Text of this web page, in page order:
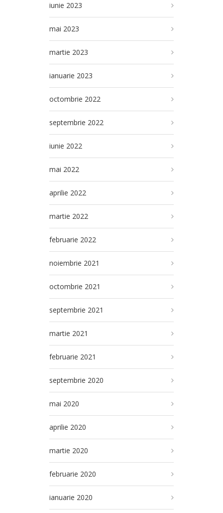
iunie 2023
mai 2023
martie 2023
ianuarie 2023
octombrie 2022
septembrie 2022
iunie 2022
mai 2022
aprilie 2022
martie 2022
februarie 2022
noiembrie 2021
octombrie 2021
septembrie 2021
martie 2021
februarie 2021
septembrie 2020
mai 2020
aprilie 2020
martie 2020
februarie 2020
ianuarie 2020